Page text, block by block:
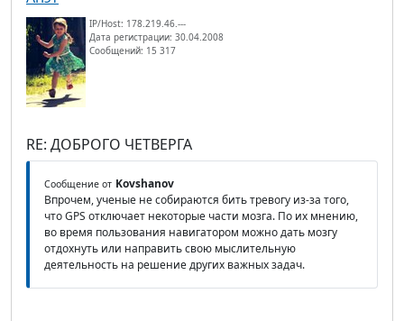
IP/Host: 178.219.46.---
Дата регистрации: 30.04.2008
Сообщений: 15 317
RE: ДОБРОГО ЧЕТВЕРГА
Сообщение от Kovshanov
Впрочем, ученые не собираются бить тревогу из-за того,
что GPS отключает некоторые части мозга. По их мнению,
во время пользования навигатором можно дать мозгу
отдохнуть или направить свою мыслительную
деятельность на решение других важных задач.